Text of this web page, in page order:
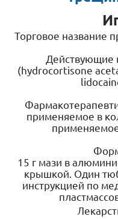
Торговое название
Действующие
(hydrocortisone
применяемое в
15 г мази в
крышкой. Один
инструкцией по